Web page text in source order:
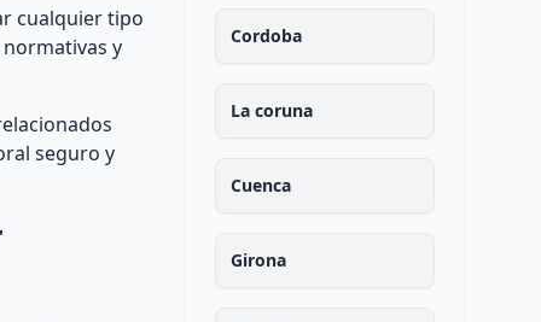
cualquier tipo
y
seguro y
Cordoba
La coruna
Cuenca
Girona